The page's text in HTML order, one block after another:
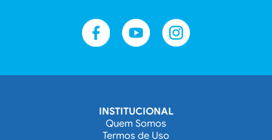
INSTITUCIONAL
Quem Somos
Termos de Uso